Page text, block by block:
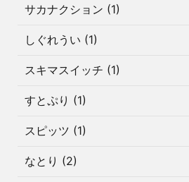
サカナクション (1)
しぐれうい (1)
スキマスイッチ (1)
すとぷり (1)
スピッツ (1)
なとり (2)